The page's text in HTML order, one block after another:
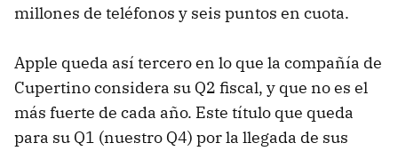
millones de teléfonos y seis puntos en cuota.
Apple queda así tercero en lo que la compañía de
Cupertino considera su Q2 fiscal, y que no es el
más fuerte de cada año. Este título que queda
para su Q1 (nuestro Q4) por la llegada de sus